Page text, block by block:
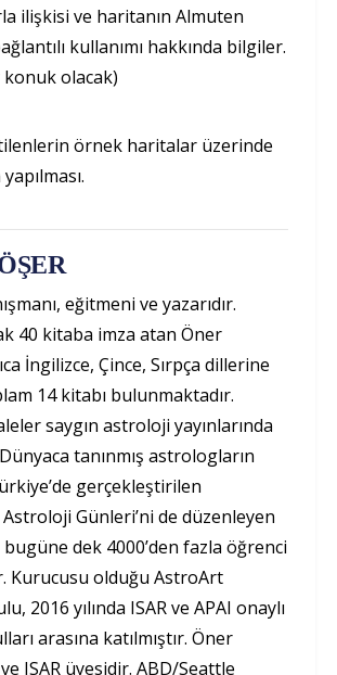
ilişkisi ve haritanın Almuten
kullanımı hakkında bilgiler.
konuk olacak)
örnek haritalar üzerinde
eğitmeni ve yazarıdır.
40 kitaba imza atan Öner
İngilizce, Çince, Sırpça dillerine
14 kitabı bulunmaktadır.
saygın astroloji yayınlarında
tanınmış astrologların
gerçekleştirilen
Günleri’ni de düzenleyen
dek 4000’den fazla öğrenci
Kurucusu olduğu AstroArt
2016 yılında ISAR ve APAI onaylı
arasına katılmıştır. Öner
ISAR üyesidir. ABD/Seattle